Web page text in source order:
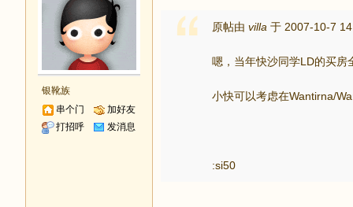
银靴族
串个门
加好友
打招呼
发消息
原帖由 villa 于 2007-10-7
嗯，当年快沙同学LD的买房
小快可以考虑在Wantirna/
:si50